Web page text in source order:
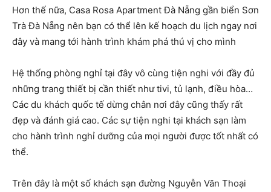
Hơn thế nữa, Casa Rosa Apartment Đà Nẵng gần biển Sơn
Trà Đà Nẵng nên bạn có thể lên kế hoạch du lịch ngay nơi
đây và mang tới hành trình khám phá thú vị cho mình
Hệ thống phòng nghỉ tại đây vô cùng tiện nghi với đầy đủ
những trang thiết bị cần thiết như tivi, tủ lạnh, điều hòa…
Các du khách quốc tế dừng chân nơi đây cũng thấy rất
đẹp và đánh giá cao. Các sự tiện nghi tại khách sạn làm
cho hành trình nghỉ dưỡng của mọi người được tốt nhất có
thể.
Trên đây là một số khách sạn đường Nguyễn Văn Thoại